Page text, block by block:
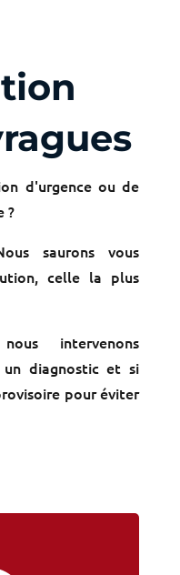
d'urgence ou de
?
saurons vous
celle la plus
intervenons
diagnostic et si
pour éviter